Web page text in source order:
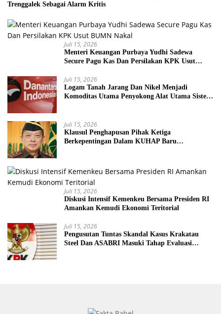
Trenggalek Sebagai Alarm Kritis
Juli 15, 2026
Menteri Keuangan Purbaya Yudhi Sadewa
Secure Pagu Kas Dan Persilakan KPK Usut
Juli 15, 2026
Logam Tanah Jarang Dan Nikel Menjadi
Komoditas Utama Penyokong Alat Utama Sistem
Juli 15, 2026
Klausul Penghapusan Pihak Ketiga
Berkepentingan Dalam KUHAP Baru
Juli 15, 2026
Diskusi Intensif Kemenkeu Bersama Presiden RI
Amankan Kemudi Ekonomi Teritorial
Juli 15, 2026
Pengusutan Tuntas Skandal Kasus Krakatau
Steel Dan ASABRI Masuki Tahap Evaluasi